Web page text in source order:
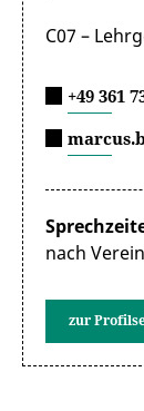
C07 –
+49 361
nach
zur